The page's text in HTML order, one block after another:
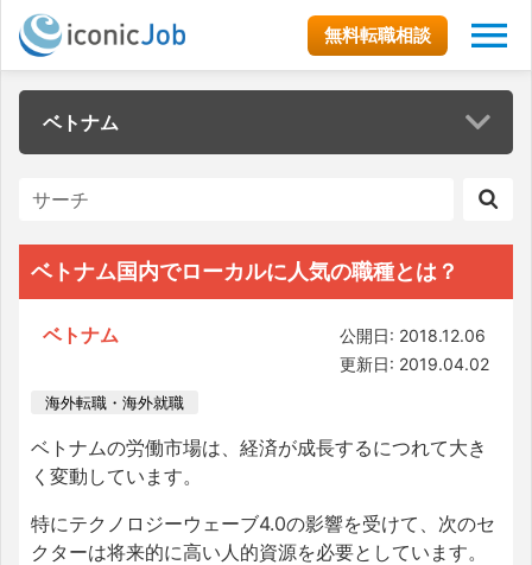
無料転職相談
ベトナム
ベトナム国内でローカルに人気の職種とは？
ベトナム
公開日: 2018.12.06
更新日: 2019.04.02
海外転職・海外就職
ベトナムの労働市場は、経済が成長するにつれて大き
く変動しています。
特にテクノロジーウェーブ4.0の影響を受けて、次のセ
クターは将来的に高い人的資源を必要としています。